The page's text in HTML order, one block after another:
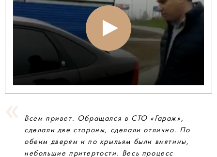
Всем привет. Обращался в СТО «Гараж»,
сделали две стороны, сделали отлично. По
обеим дверям и по крыльям были вмятины,
небольшие притертости. Весь процесс